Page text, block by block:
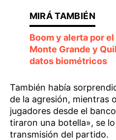
Boom y alerta por
Monte Grande y
datos biométricos
También había
de la agresión, mientras
jugadores desde el
tiraron una botella», se
transmisión del partido.